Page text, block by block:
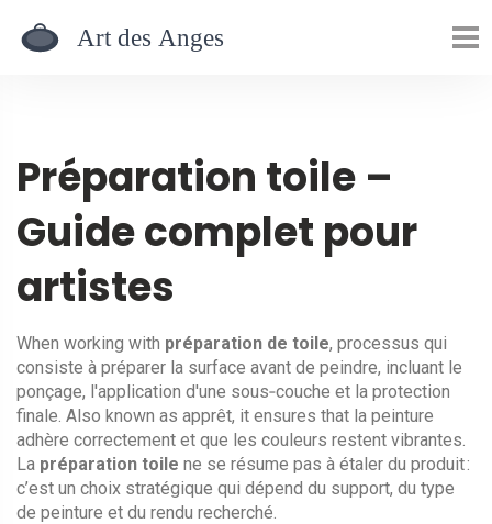
Préparation toile –
Guide complet pour
artistes
When working with préparation de toile, processus qui
consiste à préparer la surface avant de peindre, incluant le
ponçage, l'application d'une sous‑couche et la protection
finale. Also known as apprêt, it ensures that la peinture
adhère correctement et que les couleurs restent vibrantes.
La préparation toile ne se résume pas à étaler du produit :
c’est un choix stratégique qui dépend du support, du type
de peinture et du rendu recherché.